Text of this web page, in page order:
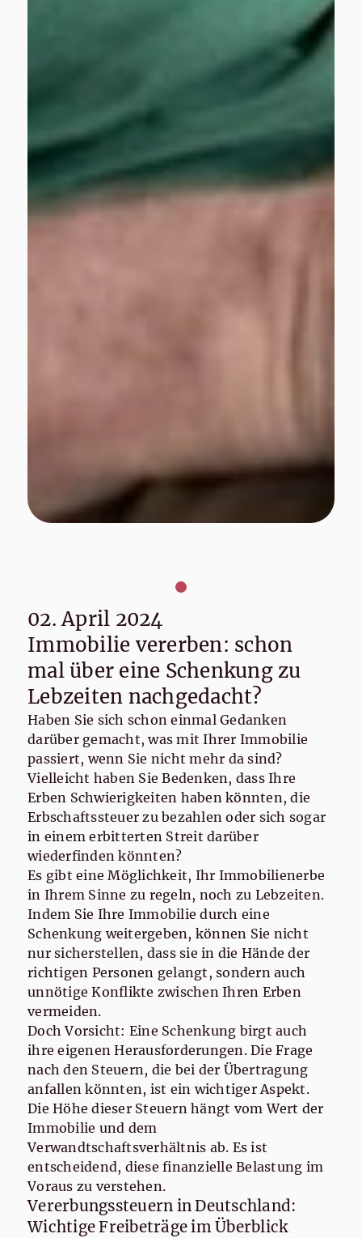
02. April 2024
Immobilie vererben: schon
mal über eine Schenkung zu
Lebzeiten nachgedacht?
Haben Sie sich schon einmal Gedanken
darüber gemacht, was mit Ihrer Immobilie
passiert, wenn Sie nicht mehr da sind?
Vielleicht haben Sie Bedenken, dass Ihre
Erben Schwierigkeiten haben könnten, die
Erbschaftssteuer zu bezahlen oder sich sogar
in einem erbitterten Streit darüber
wiederfinden könnten?
Es gibt eine Möglichkeit, Ihr Immobilienerbe
in Ihrem Sinne zu regeln, noch zu Lebzeiten.
Indem Sie Ihre Immobilie durch eine
Schenkung weitergeben, können Sie nicht
nur sicherstellen, dass sie in die Hände der
richtigen Personen gelangt, sondern auch
unnötige Konflikte zwischen Ihren Erben
vermeiden.
Doch Vorsicht: Eine Schenkung birgt auch
ihre eigenen Herausforderungen. Die Frage
nach den Steuern, die bei der Übertragung
anfallen könnten, ist ein wichtiger Aspekt.
Die Höhe dieser Steuern hängt vom Wert der
Immobilie und dem
Verwandtschaftsverhältnis ab. Es ist
entscheidend, diese finanzielle Belastung im
Voraus zu verstehen.
Vererbungssteuern in Deutschland:
Wichtige Freibeträge im Überblick